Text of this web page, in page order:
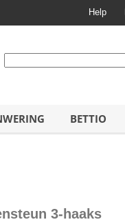
Help
BETTIO
3-haaks